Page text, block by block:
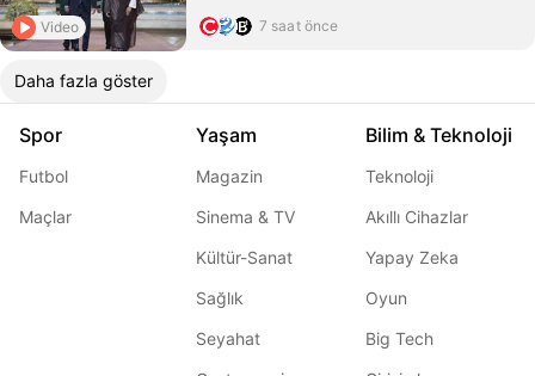
Video 7 saat önce
Daha fazla göster
Spor
Futbol
Maçlar
Yaşam
Magazin
Sinema & TV
Kültür-Sanat
Sağlık
Seyahat
Bilim & Teknoloji
Teknoloji
Akıllı Cihazlar
Yapay Zeka
Oyun
Big Tech